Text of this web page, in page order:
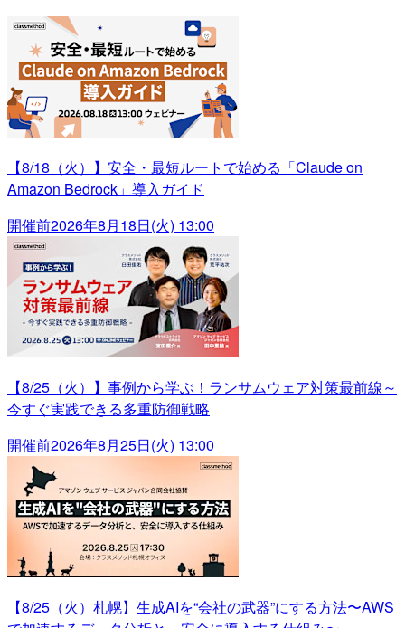
【8/18（火）】安全・最短ルートで始める「Claude on
Amazon Bedrock」導入ガイド
開催前2026年8月18日(火) 13:00
【8/25（火）】事例から学ぶ！ランサムウェア対策最前線～
今すぐ実践できる多重防御戦略
開催前2026年8月25日(火) 13:00
【8/25（火）札幌】生成AIを“会社の武器”にする方法〜AWS